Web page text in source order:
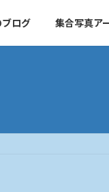
ログ 集合写真ア